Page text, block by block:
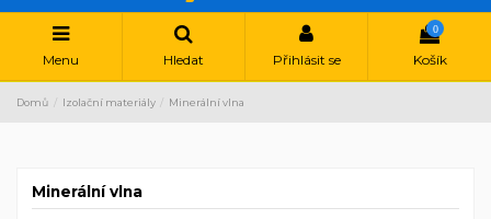
Menu Hledat Přihlásit se
0
Košík
Domů Izolační materiály Minerální vlna
Minerální vlna